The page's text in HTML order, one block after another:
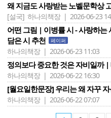
왜 지금도 사랑받는 노벨문학상
[설국] 하나의책장 | 2026-06-23
어떤 그림 | 이병률 시 - 사랑하
담은 시 추천
페이퍼
하나의책장 | 2026-06-23 11:03
정의보다 중요한 것은 자비일까
하나의책장 | 2026-06-22 16:30
[월요일한문장] 우리는 왜 자꾸
하나의책장 | 2026-06-22 07:07